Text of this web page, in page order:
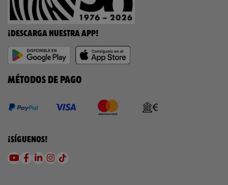
¡DESCARGA NUESTRA APP!
MÉTODOS DE PAGO
¡SÍGUENOS!